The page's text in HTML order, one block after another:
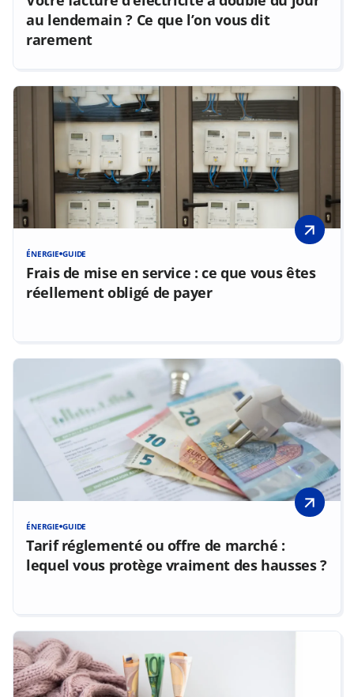
au lendemain ? Ce que l’on vous dit
rarement
ÉNERGIE GUIDE
Frais de mise en service : ce que vous êtes
réellement obligé de payer
ÉNERGIE GUIDE
Tarif réglementé ou offre de marché :
lequel vous protège vraiment des hausses ?